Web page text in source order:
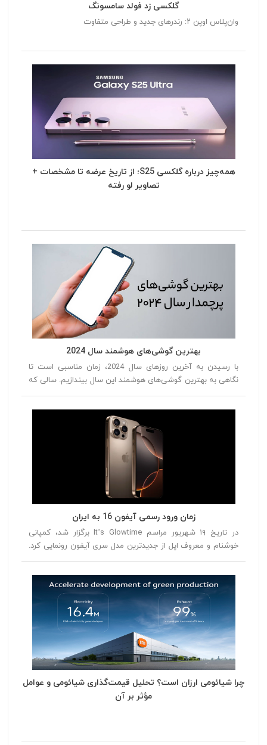
گلکسی زد فولد سامسونگ
وان‌پلاس اوپن ۲: رندرهای جدید و طراحی متفاوت
همه‌چیز درباره گلکسی S25؛ از تاریخ عرضه تا مشخصات +
تصاویر لو رفته
بهترین گوشی‌های هوشمند سال 2024
با رسیدن به آخرین روزهای سال 2024، زمان مناسبی است تا
نگاهی به بهترین گوشی‌های هوشمند این سال بیندازیم. سالی که
با معرفی مدل‌های جدید و نوآورانه، دنیای فناوری را تحت تأثیر قرار
دستگاه‌هایی با عملکرد بی‌نظیر، این سال با رقابت سختی بین
برندهای مختلف همراه بود. در این مقاله، بهترین گوشی‌های سال
2024 را از شماره 5 تا شماره 1 معرفی خواهیم کرد، تا شما بتوانید
با توجه به نقاط قوت و ضعف هر مدل، انتخاب بهتری داشته
زمان ورود رسمی آیفون 16 به ایران
در تاریخ ۱۹ شهریور مراسم It’s Glowtime برگزار شد، کمپانی
خوشنام و معروف اپل از جدیدترین مدل سری آیفون رونمایی کرد.
در این مراسم از آیفون ۱۶، آیفون ۱۶ پلاس، آیفون ۱۶ پرو و آیفون
چرا شیائومی ارزان است؟ تحلیل قیمت‌گذاری شیائومی و عوامل
مؤثر بر آن